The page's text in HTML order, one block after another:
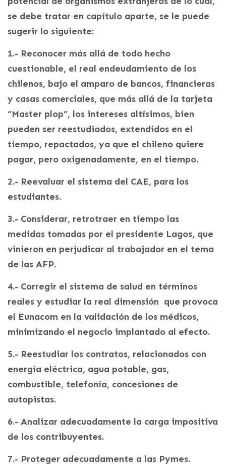
se debe tratar en capítulo aparte, se le puede
sugerir lo siguiente:
1.- Reconocer más allá de todo hecho
cuestionable, el real endeudamiento de los
chilenos, bajo el amparo de bancos, financieras
y casas comerciales, que más allá de la tarjeta
“Master plop”, los intereses altísimos, bien
pueden ser reestudiados, extendidos en el
tiempo, repactados, ya que el chileno quiere
pagar, pero oxigenadamente, en el tiempo.
2.- Reevaluar el sistema del CAE, para los
estudiantes.
3.- Considerar, retrotraer en tiempo las
medidas tomadas por el presidente Lagos, que
vinieron en perjudicar al trabajador en el tema
de las AFP.
4.- Corregir el sistema de salud en términos
reales y estudiar la real dimensión que provoca
el Eunacom en la validación de los médicos,
minimizando el negocio implantado al efecto.
5.- Reestudiar los contratos, relacionados con
energía eléctrica, agua potable, gas,
combustible, telefonía, concesiones de
autopistas.
6.- Analizar adecuadamente la carga impositiva
de los contribuyentes.
7.- Proteger adecuadamente a las Pymes.